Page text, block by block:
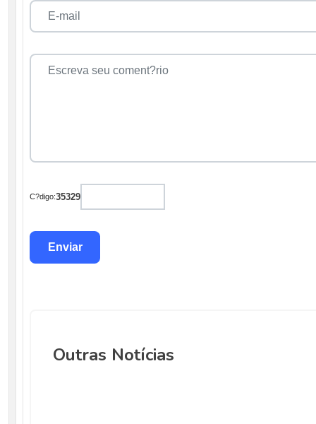
C?digo:35329
Outras Notícias